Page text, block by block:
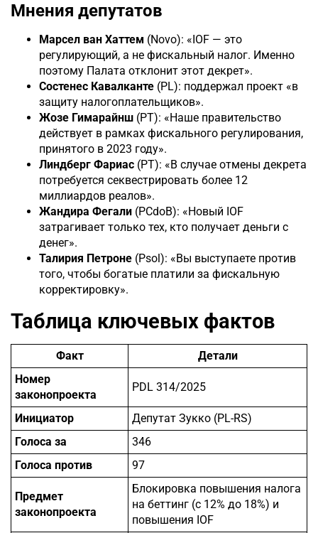
Мнения депутатов
Марсел ван Хаттем (Novo): «IOF — это
регулирующий, а не фискальный налог. Именно
поэтому Палата отклонит этот декрет».
Состенес Кавалканте (PL): поддержал проект «в
защиту налогоплательщиков».
Жозе Гимарайнш (PT): «Наше правительство
действует в рамках фискального регулирования,
принятого в 2023 году».
Линдберг Фариас (PT): «В случае отмены декрета
потребуется секвестрировать более 12
миллиардов реалов».
Жандира Фегали (PCdoB): «Новый IOF
затрагивает только тех, кто получает деньги с
денег».
Талирия Петроне (Psol): «Вы выступаете против
того, чтобы богатые платили за фискальную
корректировку».
Таблица ключевых фактов
Факт
Детали
Номер
законопроекта
PDL 314/2025
Инициатор
Депутат Зукко (PL-RS)
Голоса за
346
Голоса против
97
Предмет
законопроекта
Блокировка повышения налога
на беттинг (с 12% до 18%) и
повышения IOF